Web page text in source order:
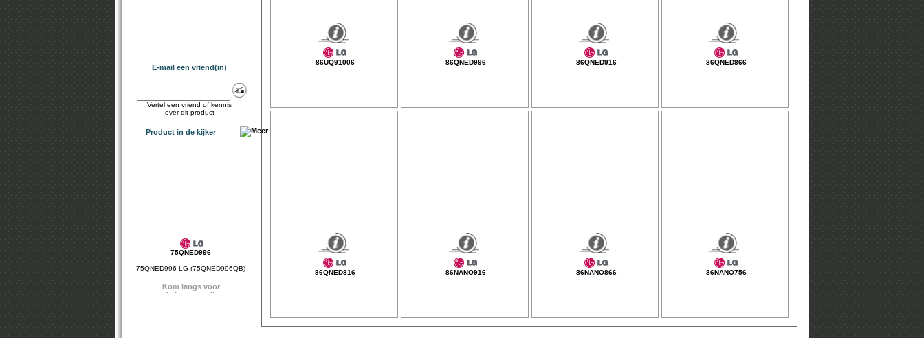
E-mail een vriend(in)
Vertel een vriend of kennis
over dit product
Product in de kijker
75QNED996
75QNED996 LG (75QNED996QB)
86UQ91006 86QNED996 86QNED916 86QNED866
86QNED816 86NANO916 86NANO866 86NANO756